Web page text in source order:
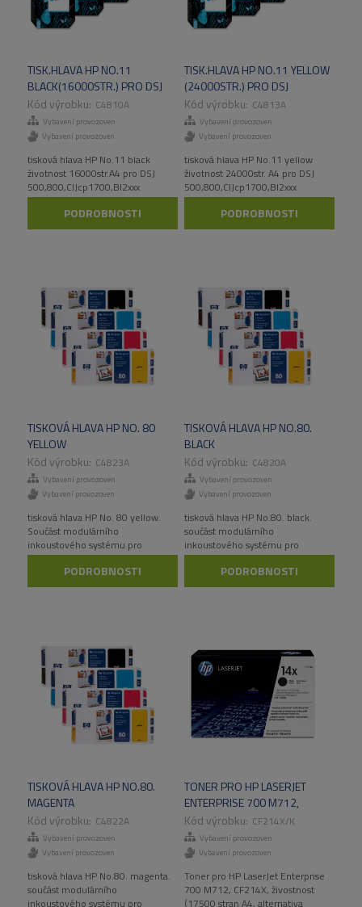
TISK.HLAVA HP NO.11
BLACK(16000STR.) PRO DSJ
500,800,CIJCP1700,BL2XXX
C4810A
Vybavení provozoven
Vybavení provozoven
tisková hlava HP No.11 black
životnost 16000str.A4 pro DSJ
500,800,CIJcp1700,Bl2xxx
PODROBNOSTI
TISK.HLAVA HP NO.11 YELLOW
(24000STR.) PRO DSJ
500,800,CIJCP1700,BL2XXX
C4813A
Vybavení provozoven
Vybavení provozoven
tisková hlava HP No.11 yellow
životnost 24000str. A4 pro DSJ
500,800,CIJcp1700,Bl2xxx
PODROBNOSTI
TISKOVÁ HLAVA HP NO. 80
YELLOW
C4823A
Vybavení provozoven
Vybavení provozoven
tisková hlava HP No. 80 yellow.
Součást modulárního
inkoustového systému pro
velkoformátovou tiskárnu HP
DesignJet 1050C/1055CM
PODROBNOSTI
TISKOVÁ HLAVA HP NO.80.
BLACK
C4820A
Vybavení provozoven
Vybavení provozoven
tisková hlava HP No.80. black.
součást modulárního
inkoustového systému pro
velkoformátovou tiskárnu HP
DesignJet 1050C/1055CM.
PODROBNOSTI
TISKOVÁ HLAVA HP NO.80.
MAGENTA
C4822A
Vybavení provozoven
Vybavení provozoven
tisková hlava HP No.80. magenta.
součást modulárního
inkoustového systému pro
TONER PRO HP LASERJET
ENTERPRISE 700 M712,
CF214X (17500 STRAN),
ALTERNATIVA
CF214X/K
Vybavení provozoven
Vybavení provozoven
Toner pro HP LaserJet Enterprise
700 M712, CF214X, živostnost
(17500 stran A4, alternativa